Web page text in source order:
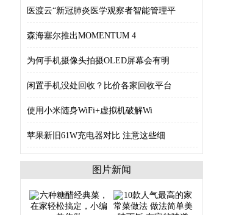
医渡云“新冠肺炎医学观察者智能管理平
森海塞尔推出MOMENTUM 4
为何手机摄像头拍摄OLED屏幕会有明
闲置手机没处回收？比价各家回收平台
使用小米随身WiFi+虚拟机破解Wi
苹果新旧61W充电器对比 注意这些细
图片新闻